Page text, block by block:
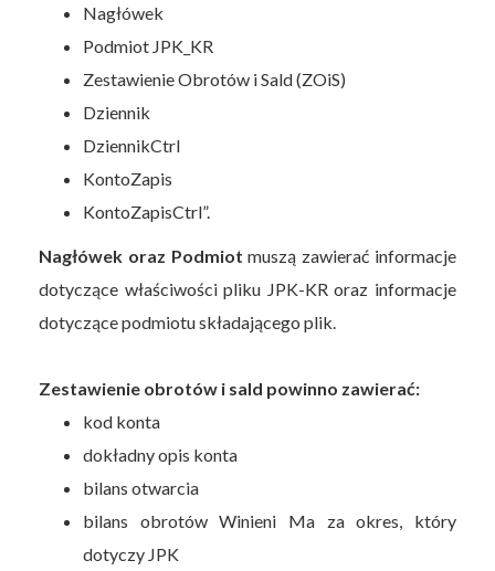
Nagłówek
Podmiot JPK_KR
Zestawienie Obrotów i Sald (ZOiS)
Dziennik
DziennikCtrl
KontoZapis
KontoZapisCtrl”.
Nagłówek oraz Podmiot muszą zawierać informacje
dotyczące właściwości pliku JPK-KR oraz informacje
dotyczące podmiotu składającego plik.
Zestawienie obrotów i sald powinno zawierać:
kod konta
dokładny opis konta
bilans otwarcia
bilans obrotów Winieni Ma za okres, który
dotyczy JPK